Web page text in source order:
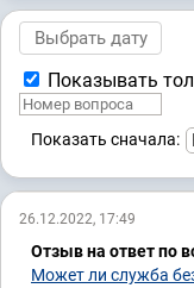
Показывать
Показать сначала:
26.12.2022, 17:49
Отзыв на ответ по
Может ли служба